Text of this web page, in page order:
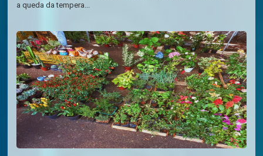
a queda da tempera...